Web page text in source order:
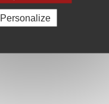
Personalize